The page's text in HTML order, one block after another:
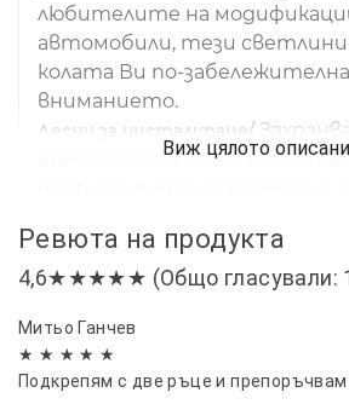
любителите на
автомобили, тези
колата Ви по-
вниманието.
Лесни за инсталиране/
AAA батерии (не са
светлината на вратата
част на панела на вратата и
Опаковка/1 комплект от 2
Препоръчително е да
комплекта от 4 светлини,
Ревюта на продукта
4,6★★★★★ (Общо гласували:
Митьо Ганчев
★ ★ ★ ★ ★
Подкрепям с две ръце и препоръчвам